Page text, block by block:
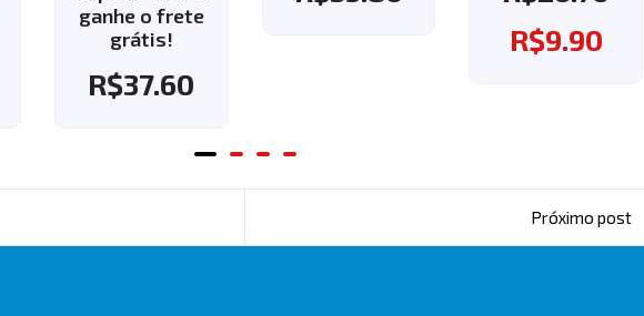
grátis!
Próximo post